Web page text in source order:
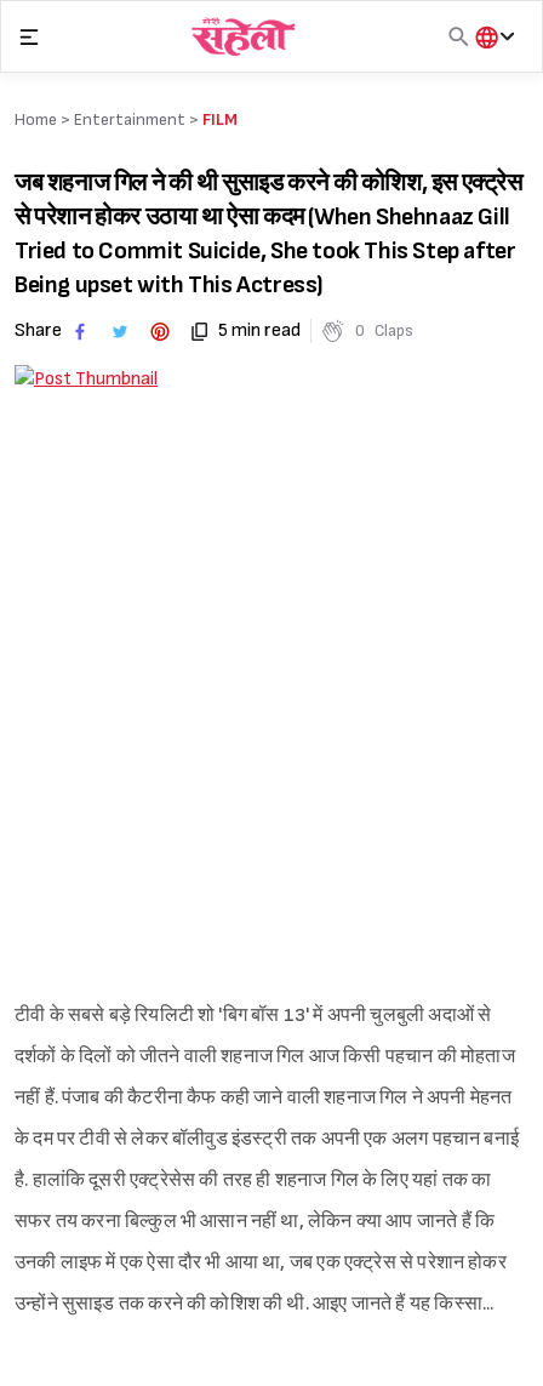
content
हिंदी
Home > Entertainment > FILM
जब शहनाज गिल ने की थी सुसाइड करने की कोशिश, इस एक्ट्रेस
से परेशान होकर उठाया था ऐसा कदम (When Shehnaaz Gill
Tried to Commit Suicide, She took This Step after
Being upset with This Actress)
Share 5 min read 0 Claps
टीवी के सबसे बड़े रियलिटी शो 'बिग बॉस 13' में अपनी चुलबुली अदाओं से
दर्शकों के दिलों को जीतने वाली शहनाज गिल आज किसी पहचान की मोहताज
नहीं हैं. पंजाब की कैटरीना कैफ कही जाने वाली शहनाज गिल ने अपनी मेहनत
के दम पर टीवी से लेकर बॉलीवुड इंडस्ट्री तक अपनी एक अलग पहचान बनाई
है. हालांकि दूसरी एक्ट्रेसेस की तरह ही शहनाज गिल के लिए यहां तक का
सफर तय करना बिल्कुल भी आसान नहीं था, लेकिन क्या आप जानते हैं कि
उनकी लाइफ में एक ऐसा दौर भी आया था, जब एक एक्ट्रेस से परेशान होकर
उन्होंने सुसाइड तक करने की कोशिश की थी. आइए जानते हैं यह किस्सा...